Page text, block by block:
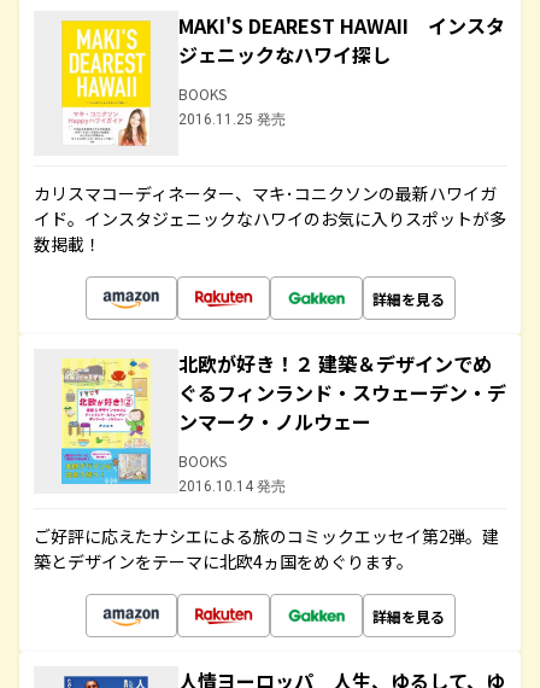
MAKI'S DEAREST HAWAII インスタ
ジェニックなハワイ探し
BOOKS
2016.11.25 発売
カリスマコーディネーター、マキ･コニクソンの最新ハワイガ
イド。インスタジェニックなハワイのお気に入りスポットが多
数掲載！
詳細を見る
北欧が好き！２ 建築＆デザインでめ
ぐるフィンランド・スウェーデン・デ
ンマーク・ノルウェー
BOOKS
2016.10.14 発売
ご好評に応えたナシエによる旅のコミックエッセイ第2弾。建
築とデザインをテーマに北欧4ヵ国をめぐります。
詳細を見る
人情ヨーロッパ 人生、ゆるして、ゆ